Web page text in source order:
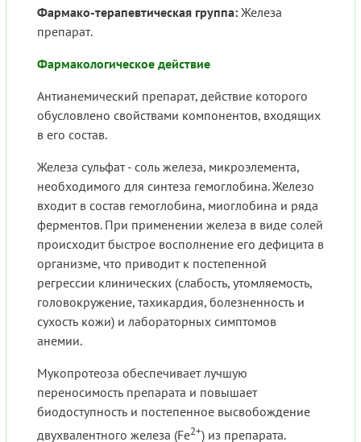
Фармако-терапевтическая группа: Железа
препарат.
Фармакологическое действие
Антианемический препарат, действие которого
обусловлено свойствами компонентов, входящих
в его состав.
Железа сульфат - соль железа, микроэлемента,
необходимого для синтеза гемоглобина. Железо
входит в состав гемоглобина, миоглобина и ряда
ферментов. При применении железа в виде солей
происходит быстрое восполнение его дефицита в
организме, что приводит к постепенной
регрессии клинических (слабость, утомляемость,
головокружение, тахикардия, болезненность и
сухость кожи) и лабораторных симптомов
анемии.
Мукопротеоза обеспечивает лучшую
переносимость препарата и повышает
биодоступность и постепенное высвобождение
двухвалентного железа (Fe2+) из препарата.